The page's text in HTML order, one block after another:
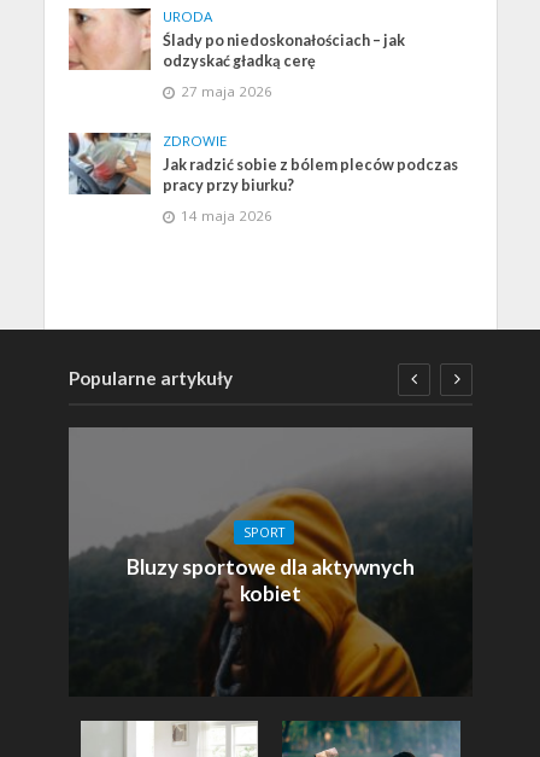
URODA
Ślady po niedoskonałościach – jak
odzyskać gładką cerę
27 maja 2026
ZDROWIE
Jak radzić sobie z bólem pleców podczas
pracy przy biurku?
14 maja 2026
Popularne artykuły
SPORT
Bluzy sportowe dla aktywnych
kobiet